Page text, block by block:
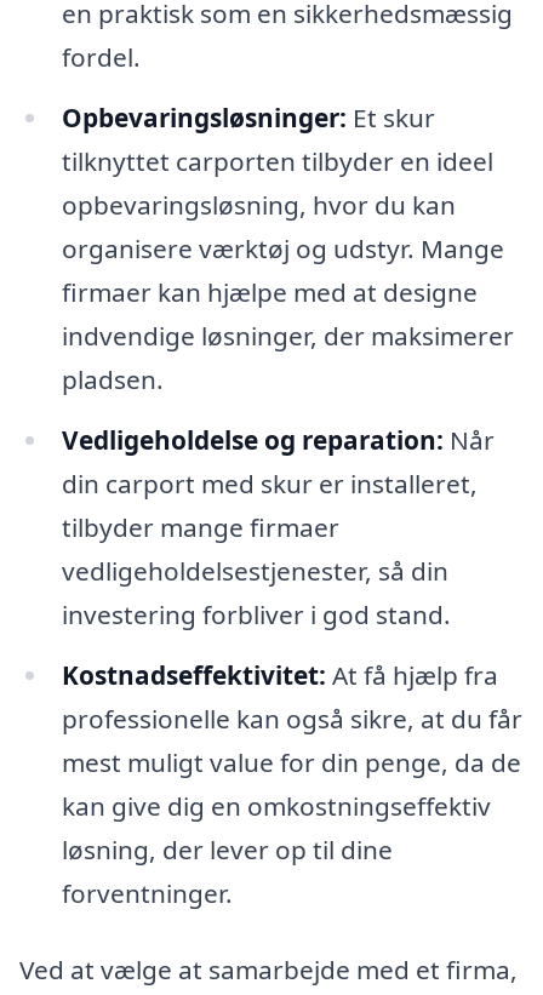
en praktisk som en sikkerhedsmæssig
fordel.
Opbevaringsløsninger: Et skur
tilknyttet carporten tilbyder en ideel
opbevaringsløsning, hvor du kan
organisere værktøj og udstyr. Mange
firmaer kan hjælpe med at designe
indvendige løsninger, der maksimerer
pladsen.
Vedligeholdelse og reparation: Når
din carport med skur er installeret,
tilbyder mange firmaer
vedligeholdelsestjenester, så din
investering forbliver i god stand.
Kostnadseffektivitet: At få hjælp fra
professionelle kan også sikre, at du får
mest muligt value for din penge, da de
kan give dig en omkostningseffektiv
løsning, der lever op til dine
forventninger.
Ved at vælge at samarbejde med et firma,